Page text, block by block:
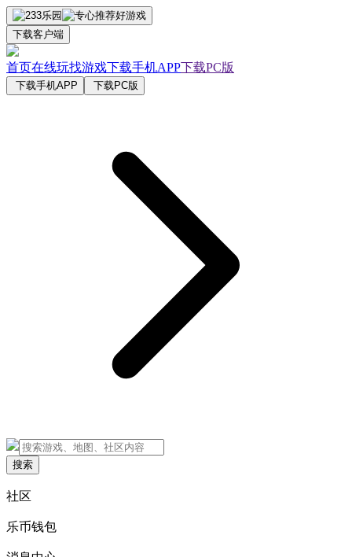
下载客户端
首页在线玩找游戏下载手机APP下载PC版
下载手机APP 下载PC版
搜索
社区
乐币钱包